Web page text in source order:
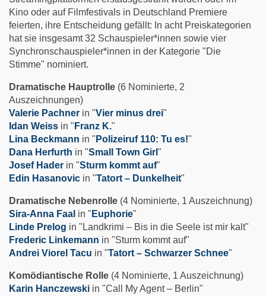
Kino oder auf Filmfestivals in Deutschland Premiere
feierten, ihre Entscheidung gefällt: In acht Preiskategorien
hat sie insgesamt 32 Schauspieler*innen sowie vier
Synchronschauspieler*innen in der Kategorie "Die
Stimme" nominiert.
Dramatische Hauptrolle (6 Nominierte, 2
Auszeichnungen)
Valerie Pachner in "Vier minus drei"
Idan Weiss in " Franz K."
Lina Beckmann in " Polizeiruf 110: Tu es!"
Dana Herfurth in "Small Town Girl "
Josef Hader in "Sturm kommt auf"
Edin Hasanovic in "Tatort – Dunkelheit"
Dramatische Nebenrolle (4 Nominierte, 1 Auszeichnung)
Sira-Anna Faal in " Euphorie"
Linde Prelog in "Landkrimi – Bis in die Seele ist mir kalt"
Frederic Linkemann in "Sturm kommt auf"
Andrei Viorel Tacu in "Tatort – Schwarzer Schnee"
Komödiantische Rolle (4 Nominierte, 1 Auszeichnung)
Karin Hanczewski in "Call My Agent – Berlin"